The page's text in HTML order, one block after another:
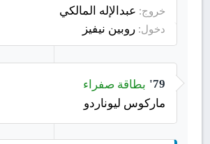
خروج: عبدالإله المالكي
دخول: روبين نيفيز
79'
بطاقة صفراء
ماركوس ليوناردو